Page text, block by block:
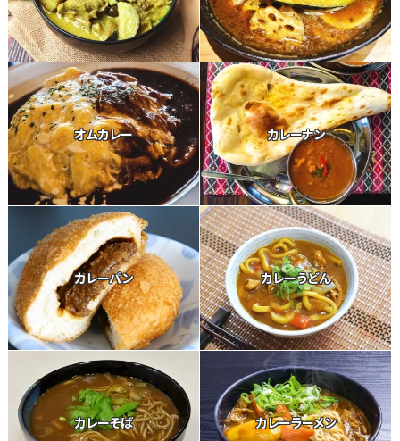
オムカレー カレーナン
カレーパン カレーうどん
カレーそば カレーラーメン